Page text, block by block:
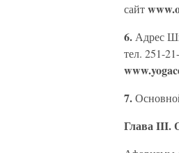
сайт
6. Адрес
тел. 251-
7.
Глава